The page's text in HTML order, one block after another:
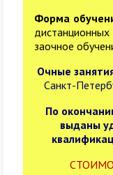
Форма
заочное
Очные
Санкт-
По
выданы